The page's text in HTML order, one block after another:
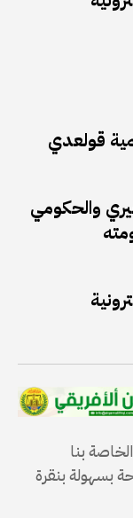
قولعدي
والحكومي
بنا
بسهولة بنقرة